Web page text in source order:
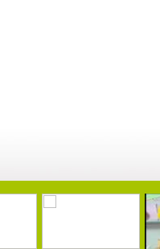
00:00 00:00